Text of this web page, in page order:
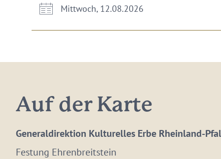
Mittwoch, 12.08.2026
Auf der Karte
Generaldirektion Kulturelles Erbe Rheinland-
Festung Ehrenbreitstein